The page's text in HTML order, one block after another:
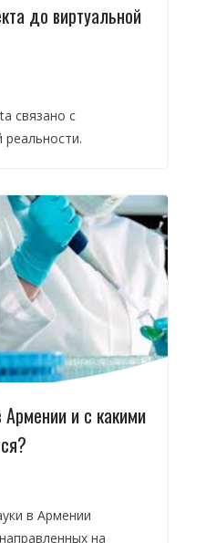
до виртуальной
связано с
реальности.
Армении и с какими
в Армении
на